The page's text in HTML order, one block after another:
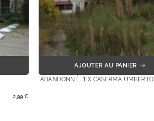
2,99 €
AJOUTER AU PANIER
ABANDONNÉ L’EX CASERMA UMBERTO I